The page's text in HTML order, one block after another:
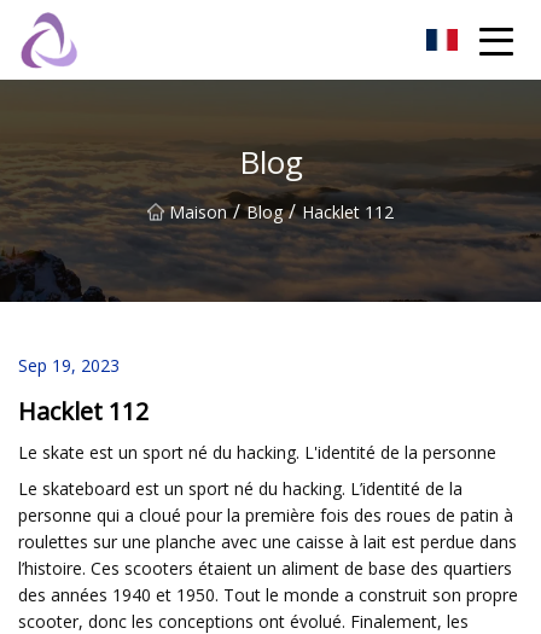
Blog
Maison / Blog / Hacklet 112
Sep 19, 2023
Hacklet 112
Le skate est un sport né du hacking. L'identité de la personne
Le skateboard est un sport né du hacking. L’identité de la
personne qui a cloué pour la première fois des roues de patin à
roulettes sur une planche avec une caisse à lait est perdue dans
l’histoire. Ces scooters étaient un aliment de base des quartiers
des années 1940 et 1950. Tout le monde a construit son propre
scooter, donc les conceptions ont évolué. Finalement, les